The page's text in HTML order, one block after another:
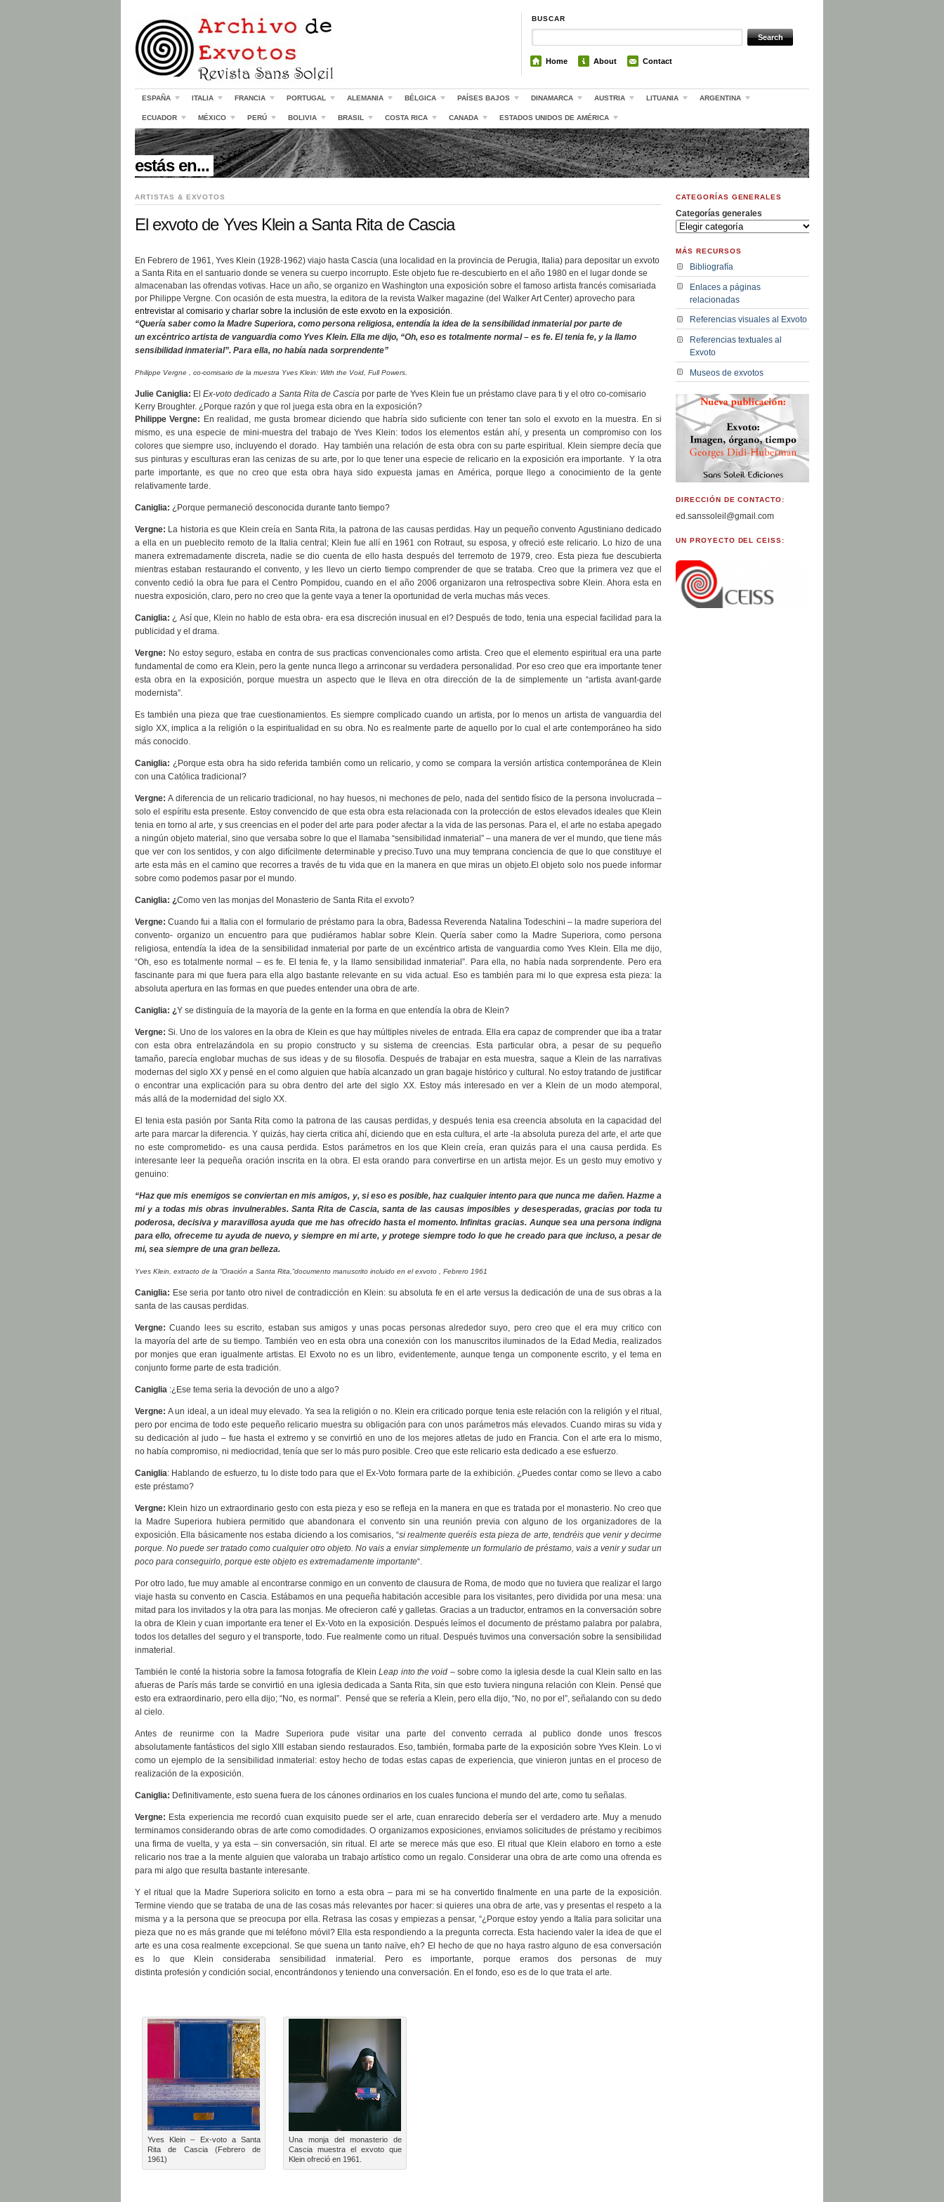
BUSCAR
Home About Contact
ESPAÑA ITALIA FRANCIA PORTUGAL ALEMANIA BÉLGICA PAÍSES BAJOS DINAMARCA AUSTRIA LITUANIA ARGENTINA
ECUADOR MÉXICO PERÚ BOLIVIA BRASIL COSTA RICA CANADA ESTADOS UNIDOS DE AMÉRICA
//
estás en...
ARTISTAS & EXVOTOS
El exvoto de Yves Klein a Santa Rita de Cascia
En Febrero de 1961, Yves Klein (1928-1962) viajo hasta Cascia (una localidad en la provincia de Perugia, Italia) para depositar un exvoto
a Santa Rita en el santuario donde se venera su cuerpo incorrupto. Este objeto fue re-descubierto en el año 1980 en el lugar donde se
almacenaban las ofrendas votivas. Hace un año, se organizo en Washington una exposición sobre el famoso artista francés comisariada
por Philippe Vergne. Con ocasión de esta muestra, la editora de la revista Walker magazine (del Walker Art Center) aprovecho para
entrevistar al comisario y charlar sobre la inclusión de este exvoto en la exposición.
“Quería saber como la Madre Superiora, como persona religiosa, entendía la idea de la sensibilidad inmaterial por parte de
un excéntrico artista de vanguardia como Yves Klein. Ella me dijo, “Oh, eso es totalmente normal – es fe. El tenia fe, y la llamo
sensibilidad inmaterial”. Para ella, no había nada sorprendente”
Philippe Vergne , co-comisario de la muestra Yves Klein: With the Void, Full Powers.
Julie Caniglia: El Ex-voto dedicado a Santa Rita de Cascia por parte de Yves Klein fue un préstamo clave para ti y el otro co-comisario
Kerry Broughter. ¿Porque razón y que rol juega esta obra en la exposición?
Philippe Vergne: En realidad, me gusta bromear diciendo que habría sido suficiente con tener tan solo el exvoto en la muestra. En si
mismo, es una especie de mini-muestra del trabajo de Yves Klein: todos los elementos están ahí, y presenta un compromiso con los
colores que siempre uso, incluyendo el dorado. Hay también una relación de esta obra con su parte espiritual. Klein siempre decía que
sus pinturas y esculturas eran las cenizas de su arte, por lo que tener una especie de relicario en la exposición era importante. Y la otra
parte importante, es que no creo que esta obra haya sido expuesta jamas en América, porque llego a conocimiento de la gente
relativamente tarde.
Caniglia: ¿Porque permaneció desconocida durante tanto tiempo?
Vergne: La historia es que Klein creía en Santa Rita, la patrona de las causas perdidas. Hay un pequeño convento Agustiniano dedicado
a ella en un pueblecito remoto de la Italia central; Klein fue allí en 1961 con Rotraut, su esposa, y ofreció este relicario. Lo hizo de una
manera extremadamente discreta, nadie se dio cuenta de ello hasta después del terremoto de 1979, creo. Esta pieza fue descubierta
mientras estaban restaurando el convento, y les llevo un cierto tiempo comprender de que se trataba. Creo que la primera vez que el
convento cedió la obra fue para el Centro Pompidou, cuando en el año 2006 organizaron una retrospectiva sobre Klein. Ahora esta en
nuestra exposición, claro, pero no creo que la gente vaya a tener la oportunidad de verla muchas más veces.
Caniglia: ¿ Así que, Klein no hablo de esta obra- era esa discreción inusual en el? Después de todo, tenia una especial facilidad para la
publicidad y el drama.
Vergne: No estoy seguro, estaba en contra de sus practicas convencionales como artista. Creo que el elemento espiritual era una parte
fundamental de como era Klein, pero la gente nunca llego a arrinconar su verdadera personalidad. Por eso creo que era importante tener
esta obra en la exposición, porque muestra un aspecto que le lleva en otra dirección de la de simplemente un “artista avant-garde
modernista”.
Es también una pieza que trae cuestionamientos. Es siempre complicado cuando un artista, por lo menos un artista de vanguardia del
siglo XX, implica a la religión o la espiritualidad en su obra. No es realmente parte de aquello por lo cual el arte contemporáneo ha sido
más conocido.
Caniglia: ¿Porque esta obra ha sido referida también como un relicario, y como se compara la versión artística contemporánea de Klein
con una Católica tradicional?
Vergne:A diferencia de un relicario tradicional, no hay huesos, ni mechones de pelo, nada del sentido físico de la persona involucrada –
solo el espíritu esta presente. Estoy convencido de que esta obra esta relacionada con la protección de estos elevados ideales que Klein
tenia en torno al arte, y sus creencias en el poder del arte para poder afectar a la vida de las personas. Para el, el arte no estaba apegado
a ningún objeto material, sino que versaba sobre lo que el llamaba “sensibilidad inmaterial” – una manera de ver el mundo, que tiene más
que ver con los sentidos, y con algo difícilmente determinable y preciso.Tuvo una muy temprana conciencia de que lo que constituye el
arte esta más en el camino que recorres a través de tu vida que en la manera en que miras un objeto.El objeto solo nos puede informar
sobre como podemos pasar por el mundo.
Caniglia: ¿Como ven las monjas del Monasterio de Santa Rita el exvoto?
Vergne:Cuando fui a Italia con el formulario de préstamo para la obra, Badessa Reverenda Natalina Todeschini – la madre superiora del
convento- organizo un encuentro para que pudiéramos hablar sobre Klein. Quería saber como la Madre Superiora, como persona
religiosa, entendía la idea de la sensibilidad inmaterial por parte de un excéntrico artista de vanguardia como Yves Klein. Ella me dijo,
“Oh, eso es totalmente normal – es fe. El tenia fe, y la llamo sensibilidad inmaterial”. Para ella, no había nada sorprendente. Pero era
fascinante para mi que fuera para ella algo bastante relevante en su vida actual. Eso es también para mi lo que expresa esta pieza: la
absoluta apertura en las formas en que puedes entender una obra de arte.
Caniglia: ¿Y se distinguía de la mayoría de la gente en la forma en que entendía la obra de Klein?
Vergne:Si. Uno de los valores en la obra de Klein es que hay múltiples niveles de entrada. Ella era capaz de comprender que iba a tratar
con esta obra entrelazándola en su propio constructo y su sistema de creencias. Esta particular obra, a pesar de su pequeño
tamaño, parecía englobar muchas de sus ideas y de su filosofía. Después de trabajar en esta muestra, saque a Klein de las narrativas
modernas del siglo XX y pensé en el como alguien que había alcanzado un gran bagaje histórico y cultural. No estoy tratando de justificar
o encontrar una explicación para su obra dentro del arte del siglo XX. Estoy más interesado en ver a Klein de un modo atemporal,
más allá de la modernidad del siglo XX.
El tenia esta pasión por Santa Rita como la patrona de las causas perdidas, y después tenia esa creencia absoluta en la capacidad del
arte para marcar la diferencia. Y quizás, hay cierta critica ahí, diciendo que en esta cultura, el arte -la absoluta pureza del arte, el arte que
no este comprometido- es una causa perdida. Estos parámetros en los que Klein creía, eran quizás para el una causa perdida. Es
interesante leer la pequeña oración inscrita en la obra. El esta orando para convertirse en un artista mejor. Es un gesto muy emotivo y
genuino:
“Haz que mis enemigos se conviertan en mis amigos, y, si eso es posible, haz cualquier intento para que nunca me dañen. Hazme a
mi y a todas mis obras invulnerables. Santa Rita de Cascia, santa de las causas imposibles y desesperadas, gracias por toda tu
poderosa, decisiva y maravillosa ayuda que me has ofrecido hasta el momento. Infinitas gracias. Aunque sea una persona indigna
para ello, ofreceme tu ayuda de nuevo, y siempre en mi arte, y protege siempre todo lo que he creado para que incluso, a pesar de
mi, sea siempre de una gran belleza.
Yves Klein, extracto de la “Oración a Santa Rita,”documento manuscrito incluido en el exvoto , Febrero 1961
Caniglia: Ese seria por tanto otro nivel de contradicción en Klein: su absoluta fe en el arte versus la dedicación de una de sus obras a la
santa de las causas perdidas.
Vergne:Cuando lees su escrito, estaban sus amigos y unas pocas personas alrededor suyo, pero creo que el era muy critico con
la mayoría del arte de su tiempo. También veo en esta obra una conexión con los manuscritos iluminados de la Edad Media, realizados
por monjes que eran igualmente artistas. El Exvoto no es un libro, evidentemente, aunque tenga un componente escrito, y el tema en
conjunto forme parte de esta tradición.
Caniglia :¿Ese tema seria la devoción de uno a algo?
Vergne:A un ideal, a un ideal muy elevado. Ya sea la religión o no. Klein era criticado porque tenia este relación con la religión y el ritual,
pero por encima de todo este pequeño relicario muestra su obligación para con unos parámetros más elevados. Cuando miras su vida y
su dedicación al judo – fue hasta el extremo y se convirtió en uno de los mejores atletas de judo en Francia. Con el arte era lo mismo,
no había compromiso, ni mediocridad, tenía que ser lo más puro posible. Creo que este relicario esta dedicado a ese esfuerzo.
Caniglia: Hablando de esfuerzo, tu lo diste todo para que el Ex-Voto formara parte de la exhibición. ¿Puedes contar como se llevo a cabo
este préstamo?
Vergne: Klein hizo un extraordinario gesto con esta pieza y eso se refleja en la manera en que es tratada por el monasterio. No creo que
la Madre Superiora hubiera permitido que abandonara el convento sin una reunión previa con alguno de los organizadores de la
exposición. Ella básicamente nos estaba diciendo a los comisarios, “si realmente queréis esta pieza de arte, tendréis que venir y decirme
porque. No puede ser tratado como cualquier otro objeto. No vais a enviar simplemente un formulario de préstamo, vais a venir y sudar un
poco para conseguirlo, porque este objeto es extremadamente importante“.
Por otro lado, fue muy amable al encontrarse conmigo en un convento de clausura de Roma, de modo que no tuviera que realizar el largo
viaje hasta su convento en Cascia. Estábamos en una pequeña habitación accesible para los visitantes, pero dividida por una mesa: una
mitad para los invitados y la otra para las monjas. Me ofrecieron café y galletas. Gracias a un traductor, entramos en la conversación sobre
la obra de Klein y cuan importante era tener el Ex-Voto en la exposición. Después leímos el documento de préstamo palabra por palabra,
todos los detalles del seguro y el transporte, todo. Fue realmente como un ritual. Después tuvimos una conversación sobre la sensibilidad
inmaterial.
También le conté la historia sobre la famosa fotografía de KleinLeap into the void –sobre como la iglesia desde la cual Klein salto en las
afueras de París más tarde se convirtió en una iglesia dedicada a Santa Rita, sin que esto tuviera ninguna relación con Klein. Pensé que
esto era extraordinario, pero ella dijo; “No, es normal”. Pensé que se refería a Klein, pero ella dijo, “No, no por el”, señalando con su dedo
al cielo.
Antes de reunirme con la Madre Superiora pude visitar una parte del convento cerrada al publico donde unos frescos
absolutamente fantásticos del siglo XIII estaban siendo restaurados. Eso, también, formaba parte de la exposición sobre Yves Klein. Lo vi
como un ejemplo de la sensibilidad inmaterial: estoy hecho de todas estas capas de experiencia, que vinieron juntas en el proceso de
realización de la exposición.
Caniglia: Definitivamente, esto suena fuera de los cánones ordinarios en los cuales funciona el mundo del arte, como tu señalas.
Vergne: Esta experiencia me recordó cuan exquisito puede ser el arte, cuan enrarecido debería ser el verdadero arte. Muy a menudo
terminamos considerando obras de arte como comodidades. O organizamos exposiciones, enviamos solicitudes de préstamo y recibimos
una firma de vuelta, y ya esta – sin conversación, sin ritual. El arte se merece más que eso. El ritual que Klein elaboro en torno a este
relicario nos trae a la mente alguien que valoraba un trabajo artístico como un regalo. Considerar una obra de arte como una ofrenda es
para mi algo que resulta bastante interesante.
Y el ritual que la Madre Superiora solicito en torno a esta obra – para mi se ha convertido finalmente en una parte de la exposición.
Termine viendo que se trataba de una de las cosas más relevantes por hacer: si quieres una obra de arte, vas y presentas el respeto a la
misma y a la persona que se preocupa por ella. Retrasa las cosas y empiezas a pensar, “¿Porque estoy yendo a Italia para solicitar una
pieza que no es más grande que mi teléfono móvil? Ella esta respondiendo a la pregunta correcta. Esta haciendo valer la idea de que el
arte es una cosa realmente excepcional. Se que suena un tanto naïve, eh? El hecho de que no haya rastro alguno de esa conversación
es lo que Klein consideraba sensibilidad inmaterial. Pero es importante, porque eramos dos personas de muy
distinta profesión y condición social, encontrándonos y teniendo una conversación. En el fondo, eso es de lo que trata el arte.
Yves Klein – Ex-voto a Santa
Rita de Cascia (Febrero de
1961)
Una monja del monasterio de
Cascia muestra el exvoto que
Klein ofreció en 1961.
CATEGORÍAS GENERALES
Categorías generales
MÁS RECURSOS
Bibliografía
Enlaces a páginas
relacionadas
Referencias visuales al Exvoto
Referencias textuales al
Exvoto
Museos de exvotos
DIRECCIÓN DE CONTACTO:
ed.sanssoleil@gmail.com
UN PROYECTO DEL CEISS: